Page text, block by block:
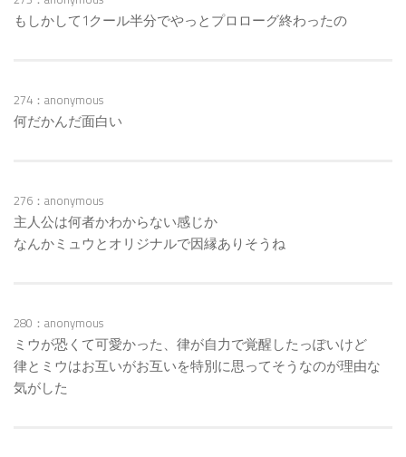
もしかして1クール半分でやっとプロローグ終わったの
274：anonymous
何だかんだ面白い
276：anonymous
主人公は何者かわからない感じか
なんかミュウとオリジナルで因縁ありそうね
280：anonymous
ミウが恐くて可愛かった、律が自力で覚醒したっぽいけど
律とミウはお互いがお互いを特別に思ってそうなのが理由な
気がした